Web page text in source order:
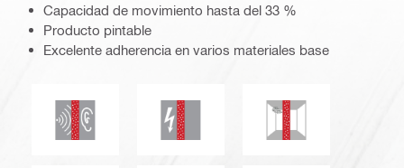
Capacidad de movimiento hasta del 33 %
Producto pintable
Excelente adherencia en varios materiales base
Aislamiento acústicoResistencia eléctricaResistencia a